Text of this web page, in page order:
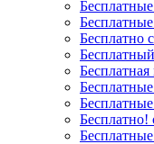
Бесплатно
Бесплатно!